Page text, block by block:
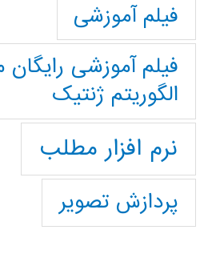
فیلم آموزشی
فیلم آموزشی رایگان
الگوریتم ژنتیک
نرم افزار مطلب
پردازش تصویر